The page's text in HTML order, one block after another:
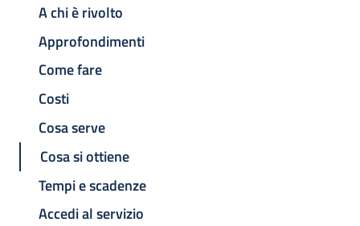
A chi è rivolto
Approfondimenti
Come fare
Costi
Cosa serve
Cosa si ottiene
Tempi e scadenze
Accedi al servizio